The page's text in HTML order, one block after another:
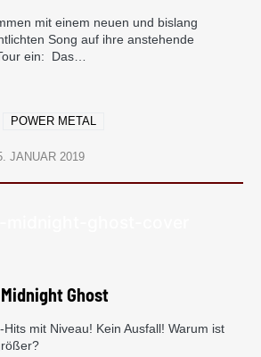
mit einem neuen und bislang
Song auf ihre anstehende
ein: Das…
POWER METAL
JANUAR 2019
Midnight Ghost
mit Niveau! Kein Ausfall! Warum ist